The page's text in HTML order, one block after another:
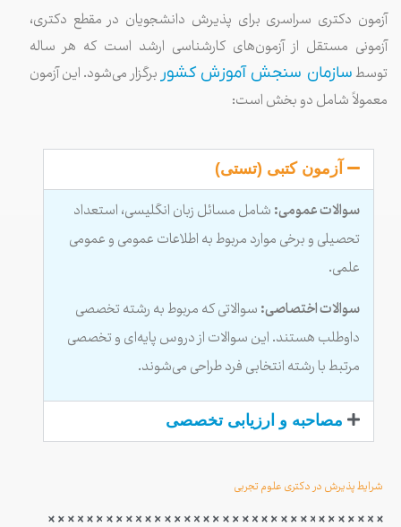
آزمون دکتری سراسری برای پذیرش دانشجویان در مقطع دکتری،
آزمونی مستقل از آزمون‌های کارشناسی ارشد است که هر ساله
توسط سازمان سنجش آموزش کشور برگزار می‌شود. این آزمون
معمولاً شامل دو بخش است:
آزمون کتبی (تستی)
سوالات عمومی:شامل مسائل زبان انگلیسی، استعداد
تحصیلی و برخی موارد مربوط به اطلاعات عمومی و عمومی
علمی.
سوالات اختصاصی:سوالاتی که مربوط به رشته تخصصی
داوطلب هستند. این سوالات از دروس پایه‌ای و تخصصی
مرتبط با رشته انتخابی فرد طراحی می‌شوند.
مصاحبه و ارزیابی تخصصی
شرایط پذیرش در دکتری علوم تجربی